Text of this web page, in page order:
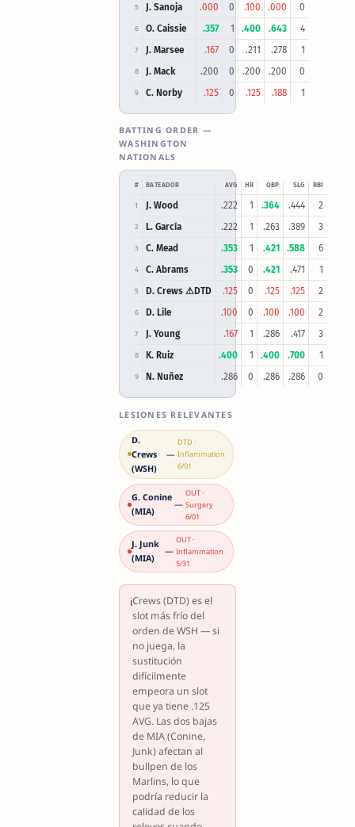
5 J. Sanoja .000 0 .100 .000 0
6 O. Caissie .357 1 .400 .643 4
7 J. Marsee .167 0 .211 .278 1
8 J. Mack .200 0 .200 .200 0
9 C. Norby .125 0 .125 .188 1
BATTING ORDER —
WASHINGTON
NATIONALS
# BATEADOR AVG HR OBP SLG RBI
1 J. Wood .222 1 .364 .444 2
2 L. García .222 1 .263 .389 3
3 C. Mead .353 1 .421 .588 6
4 C. Abrams .353 0 .421 .471 1
5 D. Crews ⚠DTD .125 0 .125 .125 2
6 D. Lile .100 0 .100 .100 2
7 J. Young .167 1 .286 .417 3
8 K. Ruiz .400 1 .400 .700 1
9 N. Nuñez .286 0 .286 .286 0
LESIONES RELEVANTES
D.
Crews
(WSH)
—
DTD ·
Inflammation
6/01
G. Conine
(MIA)
—
OUT ·
Surgery
6/01
J. Junk
(MIA)
—
OUT ·
Inflammation
5/31
ℹCrews (DTD) es el
slot más frío del
orden de WSH — si
no juega, la
sustitución
difícilmente
empeora un slot
que ya tiene .125
AVG. Las dos bajas
de MIA (Conine,
Junk) afectan al
bullpen de los
Marlins, lo que
podría reducir la
calidad de los